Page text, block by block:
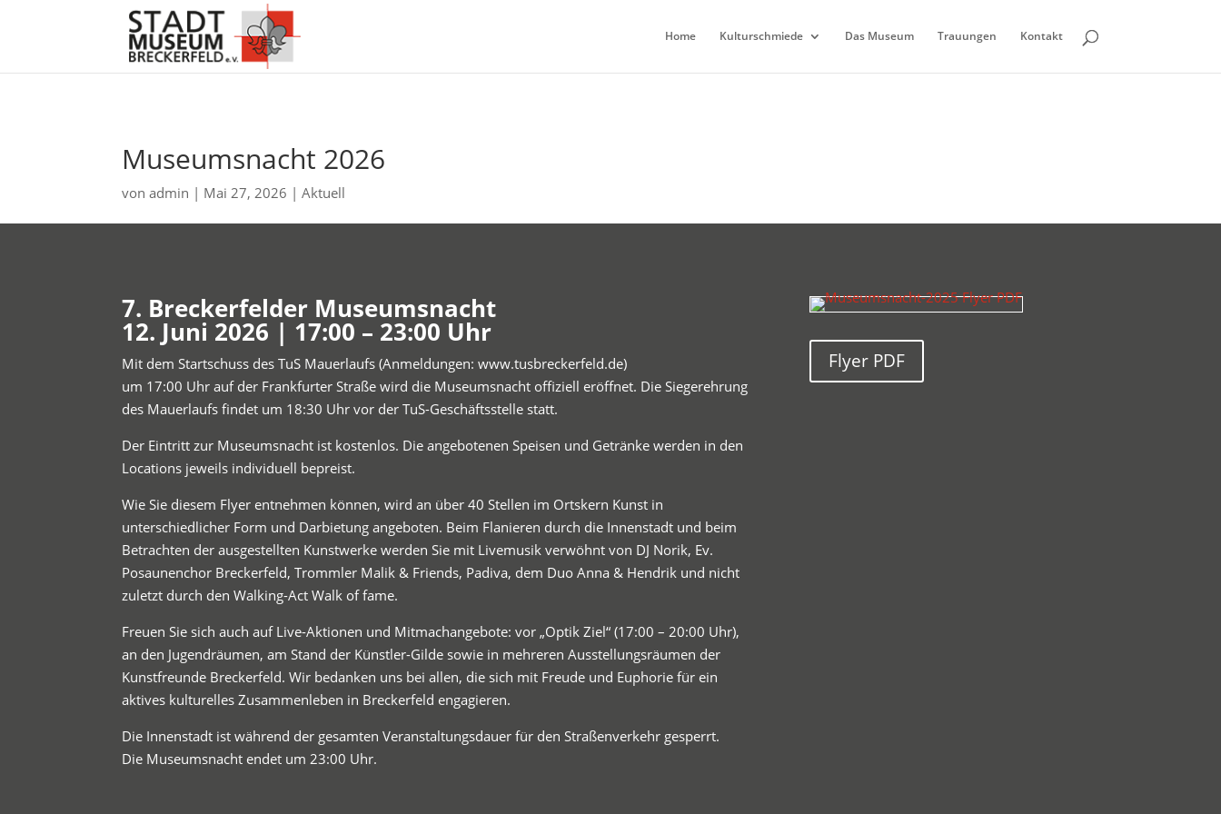
Home Kulturschmiede Das Museum Trauungen Kontakt
Museumsnacht 2026
vonadmin | Mai 27, 2026 |Aktuell
7. Breckerfelder Museumsnacht
12. Juni 2026 | 17:00 – 23:00 Uhr
Mit dem Startschuss des TuS Mauerlaufs (Anmeldungen: www.tusbreckerfeld.de)
um 17:00 Uhr auf der Frankfurter Straße wird die Museumsnacht offiziell eröffnet. Die Siegerehrung
des Mauerlaufs findet um 18:30 Uhr vor der TuS-Geschäftsstelle statt.
Der Eintritt zur Museumsnacht ist kostenlos. Die angebotenen Speisen und Getränke werden in den
Locations jeweils individuell bepreist.
Wie Sie diesem Flyer entnehmen können, wird an über 40 Stellen im Ortskern Kunst in
unterschiedlicher Form und Darbietung angeboten. Beim Flanieren durch die Innenstadt und beim
Betrachten der ausgestellten Kunstwerke werden Sie mit Livemusik verwöhnt von DJ Norik, Ev.
Posaunenchor Breckerfeld, Trommler Malik & Friends, Padiva, dem Duo Anna & Hendrik und nicht
zuletzt durch den Walking-Act Walk of fame.
Freuen Sie sich auch auf Live-Aktionen und Mitmachangebote: vor „Optik Ziel“ (17:00 – 20:00 Uhr),
an den Jugendräumen, am Stand der Künstler-Gilde sowie in mehreren Ausstellungsräumen der
Kunstfreunde Breckerfeld. Wir bedanken uns bei allen, die sich mit Freude und Euphorie für ein
aktives kulturelles Zusammenleben in Breckerfeld engagieren.
Die Innenstadt ist während der gesamten Veranstaltungsdauer für den Straßenverkehr gesperrt.
Die Museumsnacht endet um 23:00 Uhr.
Flyer PDF